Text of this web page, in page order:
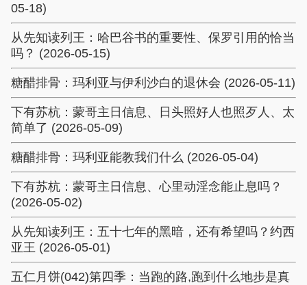
05-18)
从先知读列王：哈巴谷书的重要性、保罗引用的恰当
吗？ (2026-05-15)
糖醋排骨：玛利亚与伊利沙白的退休会 (2026-05-11)
下有苏杭：蒙哥主日信息、日头照好人也照歹人、太
简单了 (2026-05-09)
糖醋排骨：玛利亚能教我们什么 (2026-05-04)
下有苏杭：蒙哥主日信息、心里动淫念能止息吗？
(2026-05-02)
从先知读列王：五十七年的黑暗，还有希望吗？约西
亚王 (2026-05-01)
五仁月饼(042)第四季：当跑的路,跑到什么地步是真